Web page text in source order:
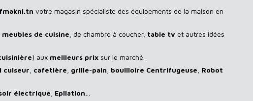
votre magasin spécialiste des équipements de la maison en
meubles de cuisine , de chambre à coucher, table tv et autres idées
) aux meilleurs prix sur le marché.
cuiseur cafetière grille-pain bouilloire Centrifugeuse Robot
électrique Epilation